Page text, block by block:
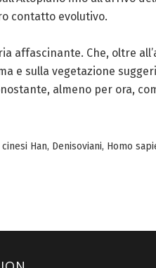
contatto evolutivo.
affascinante. Che, oltre
e sulla vegetazione
almeno per ora,
cinesi Han, Denisoviani, Homo